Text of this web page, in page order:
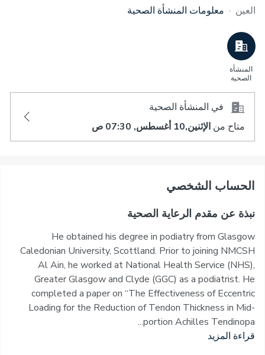
العين · معلومات المنشأة الصحية
المنشأة
الصحية
في المنشأة الصحية
متاح من الإثنين,10 أغسطس, 07:30 ص
اﻟﺤﺴﺎﺏ اﻟﺸﺨﺼﻲ
نبذة عن مقدم الرعاية الصحية
He obtained his degree in podiatry from Glasgow
Caledonian University, Scottland. Prior to joining NMCSH
Al Ain, he worked at National Health Service (NHS),
Greater Glasgow and Clyde (GGC) as a podiatrist. He
completed a paper on “The Effectiveness of Eccentric
Loading for the Reduction of Tendon Thickness in Mid-
portion Achilles Tendinopa...
قراءة المزيد